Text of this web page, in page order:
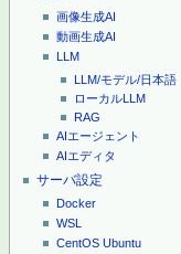
画像生成AI
動画生成AI
LLM
LLM/モデル/日本語
ローカルLLM
RAG
AIエージェント
AIエディタ
サーバ設定
Docker
WSL
CentOS Ubuntu